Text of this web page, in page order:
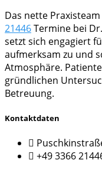
Das nette
21446Termine bei
setzt sich engagiert
aufmerksam zu und
Atmosphäre.
gründlichen
Betreuung.
Kontaktdaten
+49 3366